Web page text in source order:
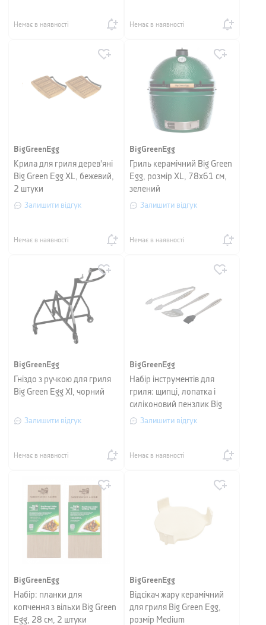
Немає в наявності Немає в наявності
BigGreenEgg
Крила для гриля дерев'яні
Big Green Egg XL, бежевий,
2 штуки
Залишити відгук
Немає в наявності
BigGreenEgg
Гриль керамічний Big Green
Egg, розмір XL, 78х61 см,
зелений
Залишити відгук
Немає в наявності
BigGreenEgg
Гніздо з ручкою для гриля
Big Green Egg Xl, чорний
Залишити відгук
Немає в наявності
BigGreenEgg
Набір інструментів для
гриля: щипці, лопатка і
силіконовий пензлик Big
Green Egg, нержавіюча
Залишити відгук
Немає в наявності
BigGreenEgg
Набір: планки для
копчення з вільхи Big Green
Egg, 28 см, 2 штуки
BigGreenEgg
Відсікач жару керамічний
для гриля Big Green Egg,
розмір Medium